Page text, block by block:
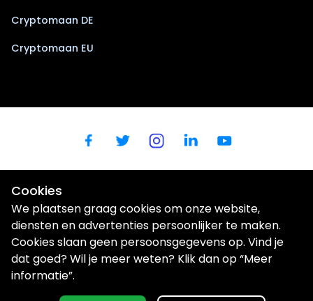
1 uur hulp met een expert
Cryptomaan DE
Cryptomaan EU
Wij gebruiken cookies om uw gebruikerservaring te verbeteren |
Cookies
We plaatsen graag cookies om onze website,
diensten en advertenties persoonlijker te maken.
Cookies slaan geen persoonsgegevens op. Vind je
dat goed? Wil je meer weten? Klik dan op “Meer
informatie”.